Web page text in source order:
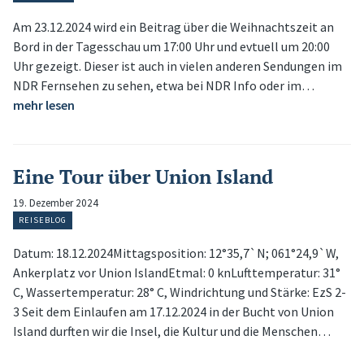
Am 23.12.2024 wird ein Beitrag über die Weihnachtszeit an
Bord in der Tagesschau um 17:00 Uhr und evtuell um 20:00
Uhr gezeigt. Dieser ist auch in vielen anderen Sendungen im
NDR Fernsehen zu sehen, etwa bei NDR Info oder im…
mehr lesen
Eine Tour über Union Island
19. Dezember 2024
REISEBLOG
Datum: 18.12.2024Mittagsposition: 12°35,7`N; 061°24,9`W,
Ankerplatz vor Union IslandEtmal: 0 knLufttemperatur: 31°
C, Wassertemperatur: 28° C, Windrichtung und Stärke: EzS 2-
3 Seit dem Einlaufen am 17.12.2024 in der Bucht von Union
Island durften wir die Insel, die Kultur und die Menschen…